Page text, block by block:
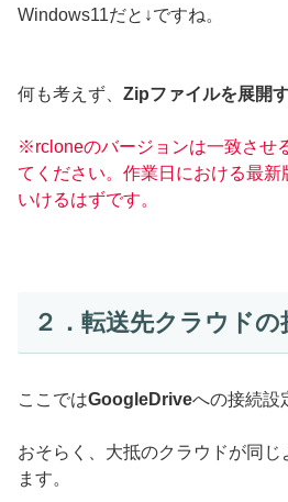
Windows11だと↓ですね。
何も考えず、 Zipファイルを展開
※rcloneのバージョンは一致させ
てください。作業日における最新
いけるはずです。
２．転送先クラウドの
ここではGoogleDriveへの接続設
おそらく、大抵のクラウドが同
ます。